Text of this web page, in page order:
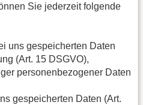
Sie jederzeit folgende
uns gespeicherten Daten
(Art. 15 DSGVO),
personenbezogener Daten
gespeicherten Daten (Art.